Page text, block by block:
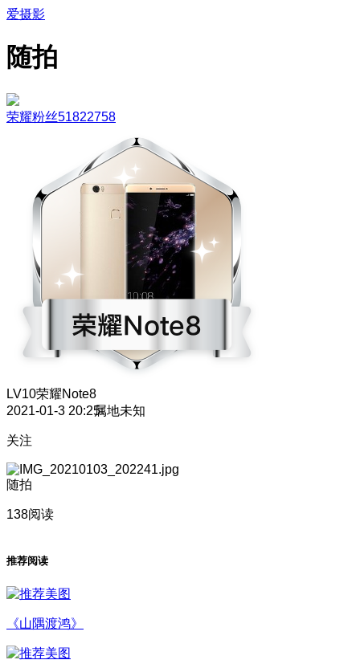
爱摄影
随拍
荣耀粉丝51822758
LV10荣耀Note8
2021-01-3 20:25属地未知
关注
随拍
138阅读
推荐阅读
《山隅渡鸿》